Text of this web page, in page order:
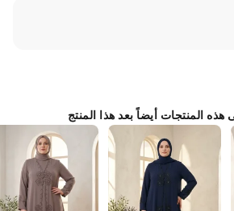
في كل غرزة، مرشح ليكون القطعة الأثمن في
المنتجات أيضاً بعد هذا المنتج